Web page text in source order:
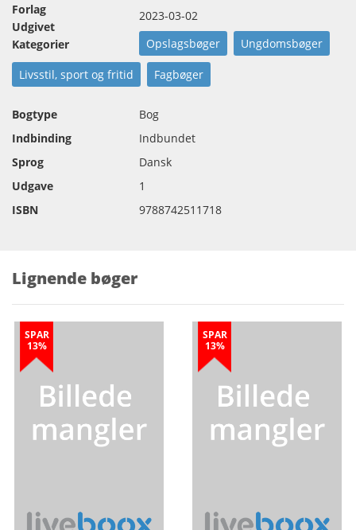
Forlag
Udgivet
2023-03-02
Kategorier
Opslagsbøger Ungdomsbøger
Livsstil, sport og fritid Fagbøger
Bogtype
Bog
Indbinding
Indbundet
Sprog
Dansk
Udgave
1
ISBN
9788742511718
Lignende bøger
SPAR
13%
SPAR
13%